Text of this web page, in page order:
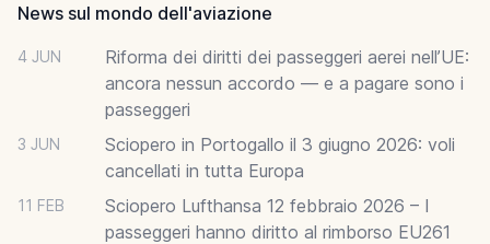
News sul mondo dell'aviazione
4 JUN
Riforma dei diritti dei passeggeri aerei nell’UE:
ancora nessun accordo — e a pagare sono i
passeggeri
3 JUN
Sciopero in Portogallo il 3 giugno 2026: voli
cancellati in tutta Europa
11 FEB
Sciopero Lufthansa 12 febbraio 2026 – I
passeggeri hanno diritto al rimborso EU261